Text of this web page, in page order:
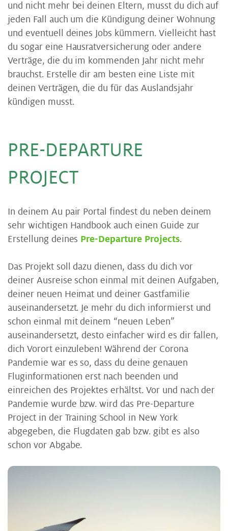
und nicht mehr bei deinen Eltern, musst du dich auf
jeden Fall auch um die Kündigung deiner Wohnung
und eventuell deines Jobs kümmern. Vielleicht hast
du sogar eine Hausratversicherung oder andere
Verträge, die du im kommenden Jahr nicht mehr
brauchst. Erstelle dir am besten eine Liste mit
deinen Verträgen, die du für das Auslandsjahr
kündigen musst.
PRE-DEPARTURE
PROJECT
In deinem Au pair Portal findest du neben deinem
sehr wichtigen Handbook auch einen Guide zur
Erstellung deines Pre-Departure Projects.
Das Projekt soll dazu dienen, dass du dich vor
deiner Ausreise schon einmal mit deinen Aufgaben,
deiner neuen Heimat und deiner Gastfamilie
auseinandersetzt. Je mehr du dich informierst und
schon einmal mit deinem “neuen Leben”
auseinandersetzt, desto einfacher wird es dir fallen,
dich Vorort einzuleben! Während der Corona
Pandemie war es so, dass du deine genauen
Fluginformationen erst nach beenden und
einreichen des Projektes erhältst. Vor und nach der
Pandemie wurde bzw. wird das Pre-Departure
Project in der Training School in New York
abgegeben, die Flugdaten gab bzw. gibt es also
schon vor Abgabe.